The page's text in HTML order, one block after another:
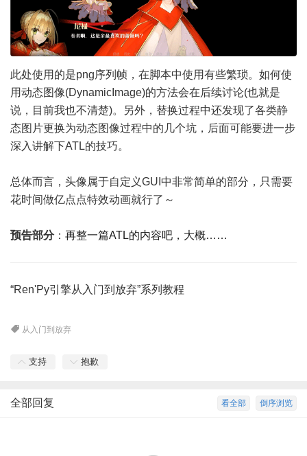
此处使用的是png序列帧，在脚本中使用有些繁琐。如何使
用动态图像(DynamicImage)的方法会在后续讨论(也就是
说，目前我也不清楚)。另外，替换过程中还发现了各类静
态图片更换为动态图像过程中的几个坑，后面可能要进一步
深入讲解下ATL的技巧。
总体而言，头像属于自定义GUI中非常简单的部分，只需要
花时间做亿点点特效动画就行了～
预告部分： 再整一篇ATL的内容吧，大概……
“Ren'Py引擎从入门到放弃”系列教程
从入门到放弃
支持 抱歉
倒序浏览
看全部
全部回复